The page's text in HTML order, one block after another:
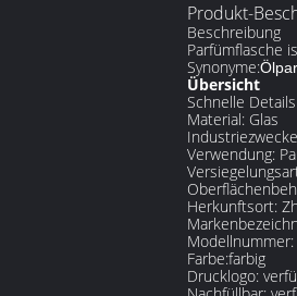
Produkt-
Beschreibung
Parfümflasche
Synonyme:
Übersicht
Schnelle Details
Material: Glas
Verwendung:
Herkunftsort:
Farbe:farbig
Drucklogo: